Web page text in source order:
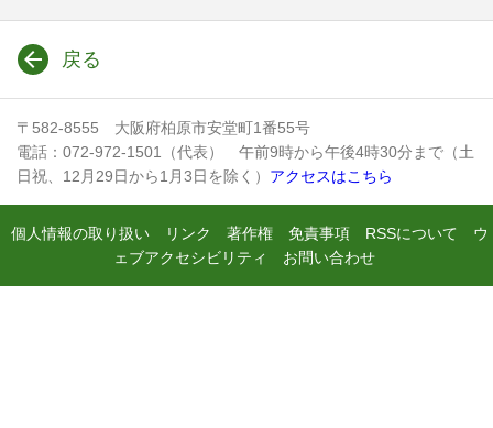
戻る
〒582-8555 大阪府柏原市安堂町1番55号
電話：072-972-1501（代表） 午前9時から午後4時30分まで（土
日祝、12月29日から1月3日を除く） アクセスはこちら
個人情報の取り扱い リンク 著作権 免責事項 RSSについて
ウ
ェブアクセシビリティ
お問い合わせ